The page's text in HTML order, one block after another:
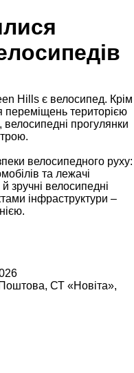
Hills є велосипед. Крім
переміщень територією
велосипедні прогулянки
велосипедного руху:
та лежачі
зручні велосипедні
інфраструктури –
СТ «Новіта»,